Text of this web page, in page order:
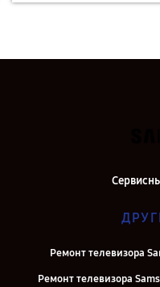
Ремонт телевизора
Ремонт телевизора